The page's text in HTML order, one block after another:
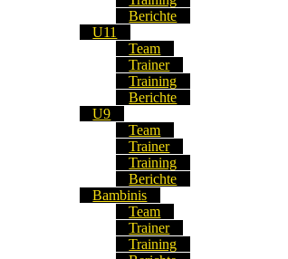
Berichte
U11
Team
Trainer
Training
Berichte
U9
Team
Trainer
Training
Berichte
Bambinis
Team
Trainer
Training